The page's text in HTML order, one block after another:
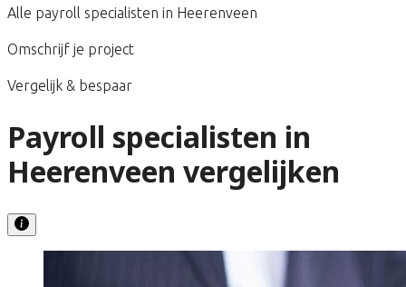
Alle payroll specialisten in Heerenveen
Omschrijf je project
Vergelijk & bespaar
Payroll specialisten in
Heerenveen vergelijken